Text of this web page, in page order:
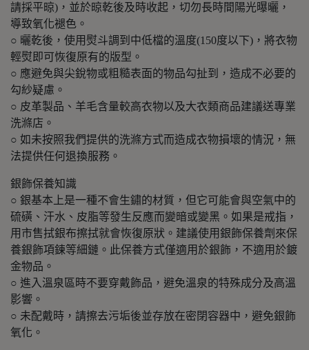
請採平晾)，並於晾乾後及時收起，切勿長時間陽光曝曬，
導致氧化褪色。
○ 曬乾後，使用熨斗調到中低檔的溫度(150度以下)，將衣物
輕熨即可恢復原有的版型。
○ 應避免與尖銳物或粗糙表面的物品勾扯到，造成不必要的
勾紗疑慮。
○ 皮革製品、羊毛含量較高衣物以及大衣類商品建議送專業
洗滌店。
○ 如未按照我們提供的洗滌方式而造成衣物損壞的情況，無
法提供任何退換服務。
銀飾保養知識
○ 銀基本上是一種不會生鏽的材質，但它可能會與空氣中的
硫磺、汗水、皮脂等發生反應而變暗或變黑。如果是戒指，
用市售拭銀布擦拭就會恢復原狀。建議使用銀飾保養劑來保
養銀飾項鍊等細鏈。此保養方式僅適用於銀飾，不適用於鍍
金物品。
○ 進入溫泉區時不要穿戴飾品，避免溫泉的特殊成分及高溫
影響。
○ 未配戴時，請擦去污垢後並存放在密閉容器中，避免銀飾
氧化。